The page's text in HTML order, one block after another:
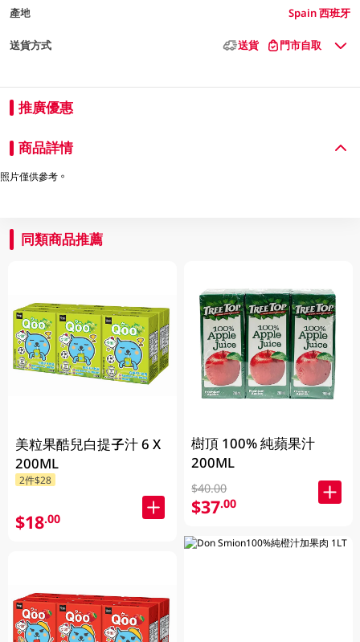
產地 Spain 西班牙
送貨方式 送貨 門市自取
推廣優惠
商品詳情
照片僅供參考。
同類商品推薦
美粒果酷兒白提子汁 6 X
200ML
2件$28
$18.00
樹頂 100% 純蘋果汁
200ML
$40.00
$37.00